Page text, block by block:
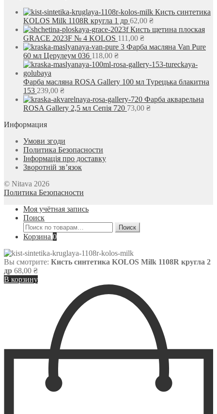
Кисть синтетика
KOLOS Milk 1108R кругла 1 др 62,00 ₴
Кисть щетина плоская
GRACE 2023F № 4 KOLOS 111,00 ₴
Фарба масляна Van Pure
60 мл Церулеум 036 118,00 ₴
Фарба масляна ROSA Gallery 100 мл Турецька блакитна
153 239,00 ₴
Фарба акварельна
ROSA Gallery 2,5 мл Сепія 720 73,00 ₴
Информация
Умови згоди
Политика Безопасности
Інформація про доставку
Зворотній зв’язок
© Nitava 2026
Политика Безопасности
Моя учётная запись
Поиск
Искать:
Поиск
Корзина 0
Вы смотрите: Кисть синтетика KOLOS Milk 1108R кругла 2
др 68,00 ₴
В корзину